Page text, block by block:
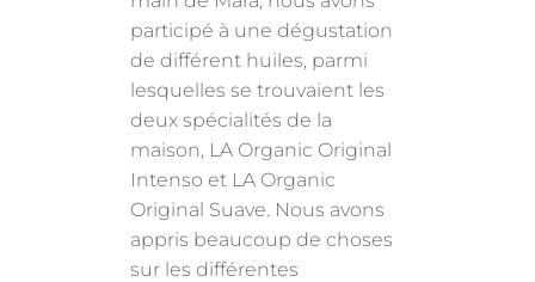
participé à une dégustation
de différent huiles, parmi
lesquelles se trouvaient les
deux spécialités de la
maison, LA Organic Original
Intenso et LA Organic
Original Suave. Nous avons
appris beaucoup de choses
sur les différentes